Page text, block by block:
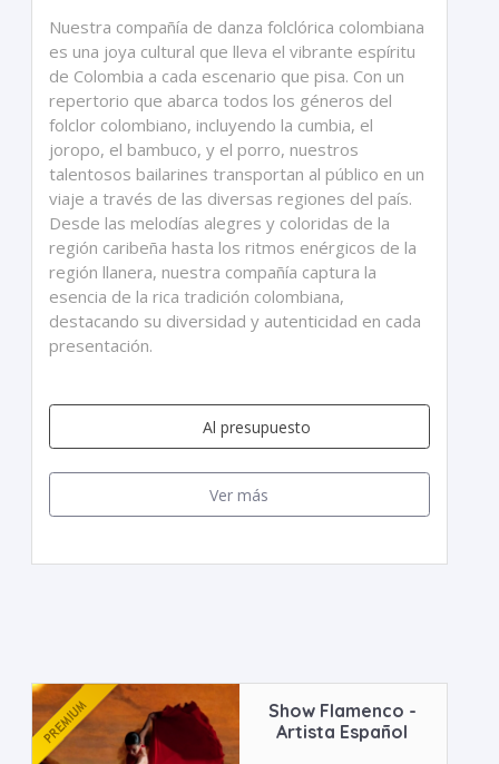
Nuestra compañía de danza folclórica colombiana
es una joya cultural que lleva el vibrante espíritu
de Colombia a cada escenario que pisa. Con un
repertorio que abarca todos los géneros del
folclor colombiano, incluyendo la cumbia, el
joropo, el bambuco, y el porro, nuestros
talentosos bailarines transportan al público en un
viaje a través de las diversas regiones del país.
Desde las melodías alegres y coloridas de la
región caribeña hasta los ritmos enérgicos de la
región llanera, nuestra compañía captura la
esencia de la rica tradición colombiana,
destacando su diversidad y autenticidad en cada
presentación.
Al presupuesto
Ver más
Show Flamenco -
Artista Español